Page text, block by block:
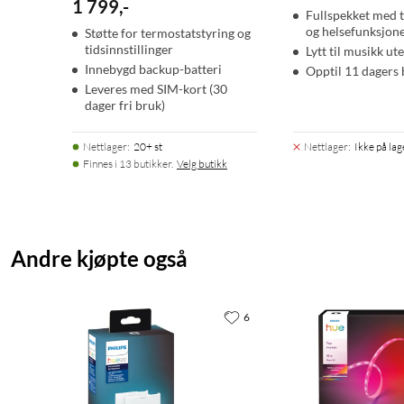
1 799,-
Støtte for termostatstyring og
tidsinnstillinger
Innebygd backup-batteri
Leveres med SIM-kort (30
dager fri bruk)
Nettlager: 20+ st
Finnes i 13 butikker. Velg butikk
Fullspekket med
og
Lytt til musikk
Opptil 11 dagers
Nettlager: Ikke på
Andre kjøpte også
6